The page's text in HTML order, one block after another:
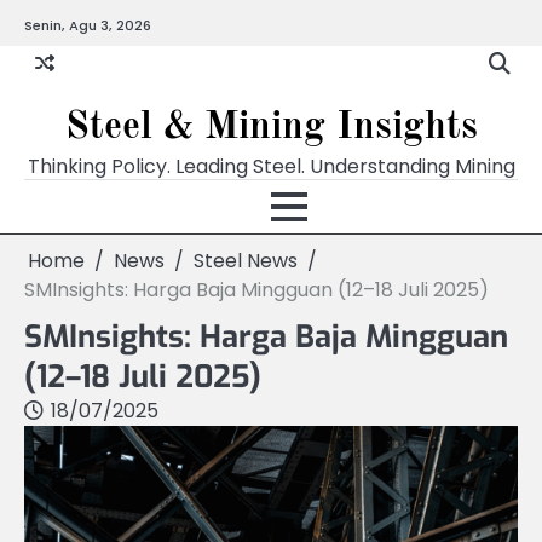
content
Senin, Agu 3, 2026
Steel & Mining Insights
Thinking Policy. Leading Steel. Understanding Mining
Home News
Steel News
SMInsights: Harga Baja Mingguan (12–18 Juli 2025)
SMInsights: Harga Baja Mingguan
(12–18 Juli 2025)
18/07/2025